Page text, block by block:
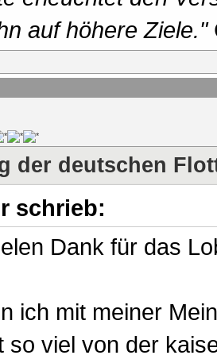
auf höhere Ziele."
der deutschen
schrieb:
Dank für das
ich mit meiner
so viel von der